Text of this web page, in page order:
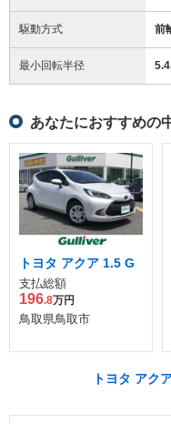
駆動方式 前
最小回転半径 5.4
あなたにおすすめの
トヨタ アクア 1.5 G
支払総額
196.8万円
鳥取県鳥取市
トヨタ アク